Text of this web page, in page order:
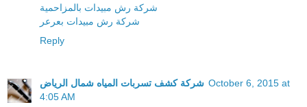
شركة رش مبيدات بالمزاحمية
شركة رش مبيدات بعرعر
Reply
شركة كشف تسربات المياه شمال الرياض October 6, 2015 at
4:05 AM